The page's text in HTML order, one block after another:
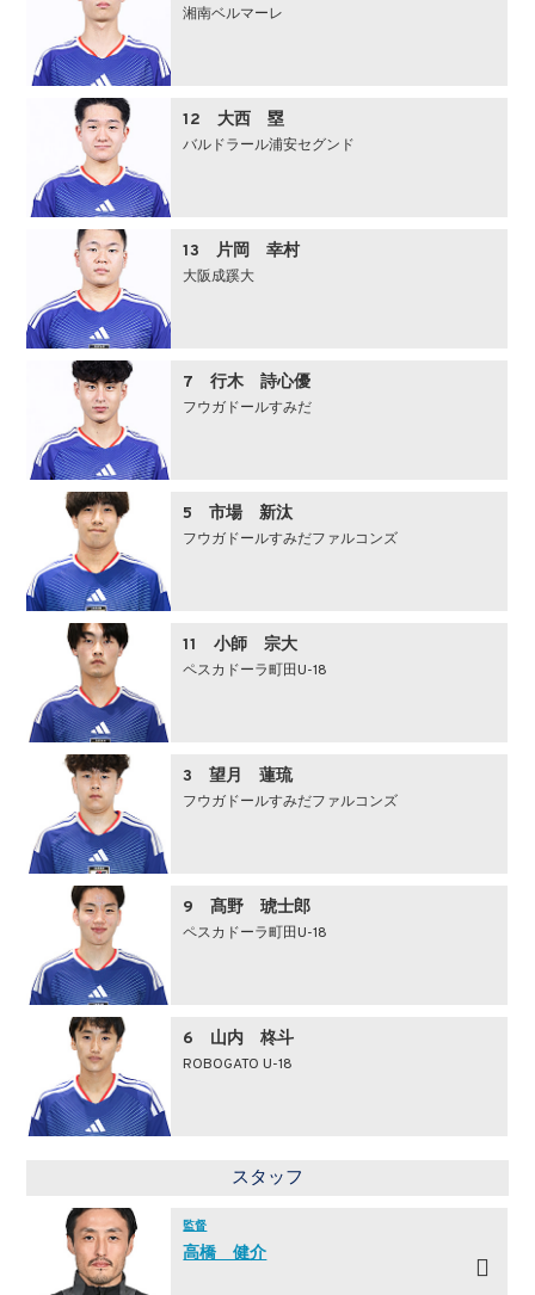
湘南ベルマーレ
12 大西 塁
バルドラール浦安セグンド
13 片岡 幸村
大阪成蹊大
7 行木 詩心優
フウガドールすみだ
5 市場 新汰
フウガドールすみだファルコンズ
11 小師 宗大
ペスカドーラ町田U-18
3 望月 蓮琉
フウガドールすみだファルコンズ
9 髙野 琥士郎
ペスカドーラ町田U-18
6 山内 柊斗
ROBOGATO U-18
スタッフ
監督
高橋 健介